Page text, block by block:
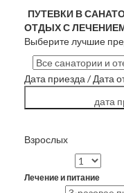
ПУТЕВКИ В
ОТДЫХ С
Выберите лучшие
Дата приезда / Дата
дата
Взрослых
Лечение и питание